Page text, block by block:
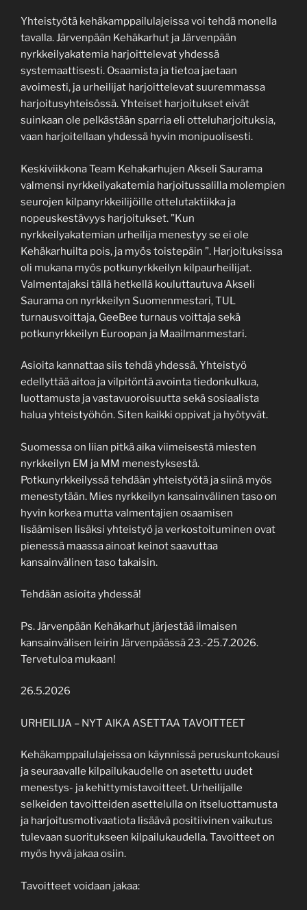
Yhteistyötä kehäkamppailulajeissa voi tehdä monella
tavalla. Järvenpään Kehäkarhut ja Järvenpään
nyrkkeilyakatemia harjoittelevat yhdessä
systemaattisesti. Osaamista ja tietoa jaetaan
avoimesti, ja urheilijat harjoittelevat suuremmassa
harjoitusyhteisössä. Yhteiset harjoitukset eivät
suinkaan ole pelkästään sparria eli otteluharjoituksia,
vaan harjoitellaan yhdessä hyvin monipuolisesti.
Keskiviikkona Team Kehakarhujen Akseli Saurama
valmensi nyrkkeilyakatemia harjoitussalilla molempien
seurojen kilpanyrkkeilijöille ottelutaktiikka ja
nopeuskestävyys harjoitukset. ”Kun
nyrkkeilyakatemian urheilija menestyy se ei ole
Kehäkarhuilta pois, ja myös toistepäin ”. Harjoituksissa
oli mukana myös potkunyrkkeilyn kilpaurheilijat.
Valmentajaksi tällä hetkellä kouluttautuva Akseli
Saurama on nyrkkeilyn Suomenmestari, TUL
turnausvoittaja, GeeBee turnaus voittaja sekä
potkunyrkkeilyn Euroopan ja Maailmanmestari.
Asioita kannattaa siis tehdä yhdessä. Yhteistyö
edellyttää aitoa ja vilpitöntä avointa tiedonkulkua,
luottamusta ja vastavuoroisuutta sekä sosiaalista
halua yhteistyöhön. Siten kaikki oppivat ja hyötyvät.
Suomessa on liian pitkä aika viimeisestä miesten
nyrkkeilyn EM ja MM menestyksestä.
Potkunyrkkeilyssä tehdään yhteistyötä ja siinä myös
menestytään. Mies nyrkkeilyn kansainvälinen taso on
hyvin korkea mutta valmentajien osaamisen
lisäämisen lisäksi yhteistyö ja verkostoituminen ovat
pienessä maassa ainoat keinot saavuttaa
kansainvälinen taso takaisin.
Tehdään asioita yhdessä!
Ps. Järvenpään Kehäkarhut järjestää ilmaisen
kansainvälisen leirin Järvenpäässä 23.-25.7.2026.
Tervetuloa mukaan!
26.5.2026
URHEILIJA – NYT AIKA ASETTAA TAVOITTEET
Kehäkamppailulajeissa on käynnissä peruskuntokausi
ja seuraavalle kilpailukaudelle on asetettu uudet
menestys- ja kehittymistavoitteet. Urheilijalle
selkeiden tavoitteiden asettelulla on itseluottamusta
ja harjoitusmotivaatiota lisäävä positiivinen vaikutus
tulevaan suoritukseen kilpailukaudella. Tavoitteet on
myös hyvä jakaa osiin.
Tavoitteet voidaan jakaa: